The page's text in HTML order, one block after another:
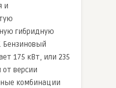
и
гибридную
Бензиновый
175 кВт, или 235
от версии
комбинации